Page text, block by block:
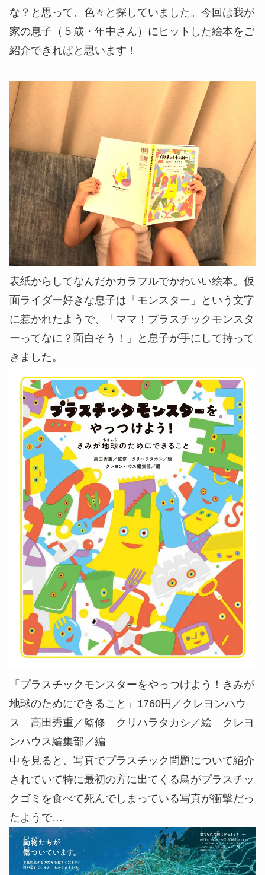
な？と思って、色々と探していました。今回は我が
家の息子（５歳・年中さん）にヒットした絵本をご
紹介できればと思います！
表紙からしてなんだかカラフルでかわいい絵本。仮
面ライダー好きな息子は「モンスター」という文字
に惹かれたようで、「ママ！プラスチックモンスタ
ーってなに？面白そう！」と息子が手にして持って
きました。
「プラスチックモンスターをやっつけよう！きみが
地球のためにできること」1760円／クレヨンハウ
ス 高田秀重／監修 クリハラタカシ／絵 クレヨ
ンハウス編集部／編
中を見ると、写真でプラスチック問題について紹介
されていて特に最初の方に出てくる鳥がプラスチッ
クゴミを食べて死んでしまっている写真が衝撃だっ
たようで…。